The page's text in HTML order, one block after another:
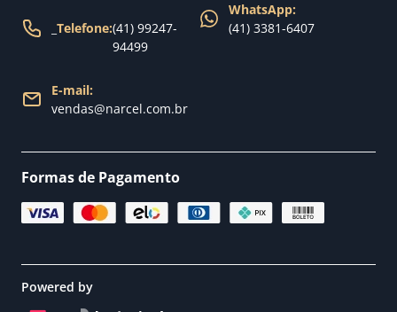
Telefone:(41) 99247-
94499
WhatsApp:
(41) 3381-6407
E-mail:
vendas@narcel.com.br
Formas de Pagamento
Powered by